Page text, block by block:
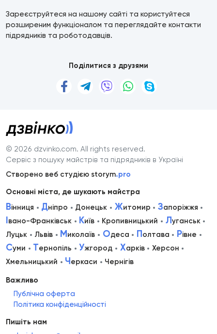
Зареєструйтеся на нашому сайті та користуйтеся
розширеним функціоналом та переглядайте контакти
підрядників та роботодавців.
Поділитися з друзями
© 2026 dzvinko.com. All rights reserved.
Сервіс з пошуку майстрів та підрядників в Україні
Створено веб студією storym.pro
Основні міста, де шукають майстра
Вінниця Дніпро Донецьк Житомир Запоріжжя
Івано-Франківськ Київ Кропивницький Луганськ
Луцьк
Львів Миколаїв Одеса Полтава Рівне
Суми Тернопіль Ужгород Харків
Херсон
Хмельницький
Черкаси Чернігів
Важливо
Публічна оферта
Політика конфіденційності
Пишіть нам